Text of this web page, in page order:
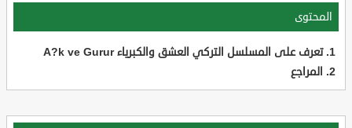
المحتوى
تعرف على المسلسل التركي العشق والكبرياء A?k ve Gurur
المراجع